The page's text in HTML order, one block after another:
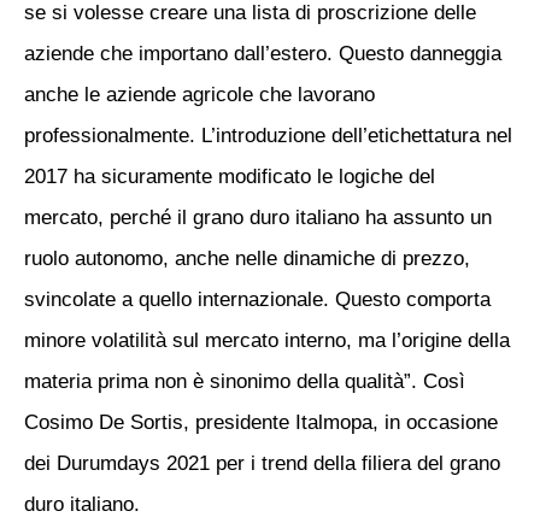
se si volesse creare una lista di proscrizione delle
aziende che importano dall’estero. Questo danneggia
anche le aziende agricole che lavorano
professionalmente. L’introduzione dell’etichettatura nel
2017 ha sicuramente modificato le logiche del
mercato, perché il grano duro italiano ha assunto un
ruolo autonomo, anche nelle dinamiche di prezzo,
svincolate a quello internazionale. Questo comporta
minore volatilità sul mercato interno, ma l’origine della
materia prima non è sinonimo della qualità”. Così
Cosimo De Sortis, presidente Italmopa, in occasione
dei Durumdays 2021 per i trend della filiera del grano
duro italiano.